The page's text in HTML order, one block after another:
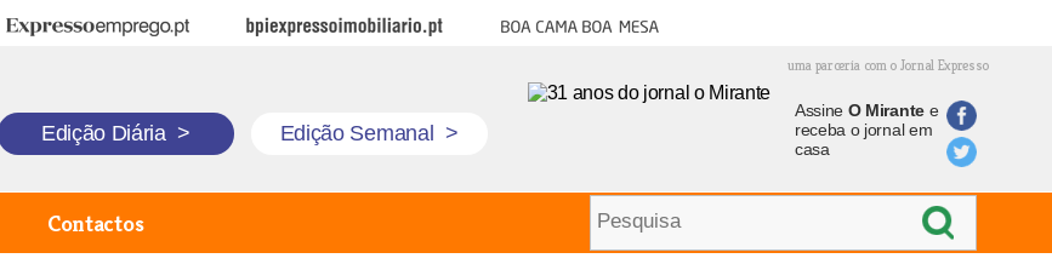
Expresso Emprego BPI Expresso Imobiliário Boa cama boa mesa
uma parceria com o Jornal Expresso
Edição Diária > Edição Semanal >
Assine O Mirantee
receba o jornal em
casa
Contactos